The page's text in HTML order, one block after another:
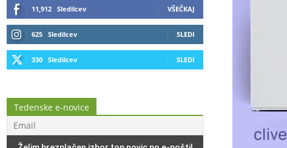
11,912 Sledilcev VŠEČKAJ
625 Sledilcev SLEDI
330 Sledilcev SLEDI
Tedenske e-novice